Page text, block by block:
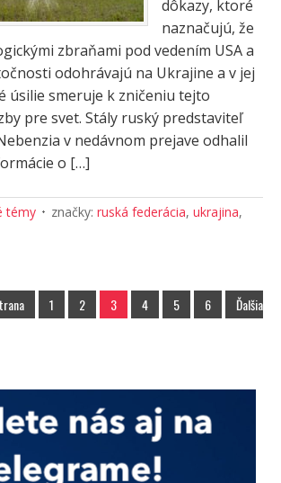
dôkazy, ktoré
naznačujú, že
zbraňami pod vedením USA a
odohrávajú na Ukrajine a v jej
úsilie smeruje k zničeniu tejto
pre svet. Stály ruský predstaviteľ
v nedávnom prejave odhalil
o […]
témy značky: ruská federácia, ukrajina,
1 2 3 4 5 6
Ďalšia